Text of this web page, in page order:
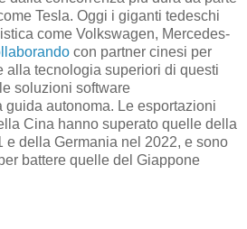
Tesla. Oggi i giganti tedeschi
come Volkswagen, Mercedes-
con partner cinesi per
alla tecnologia superiori di questi
soluzioni software
autonoma. Le esportazioni
Cina hanno superato quelle della
e della Germania nel 2022, e sono
battere quelle del Giappone